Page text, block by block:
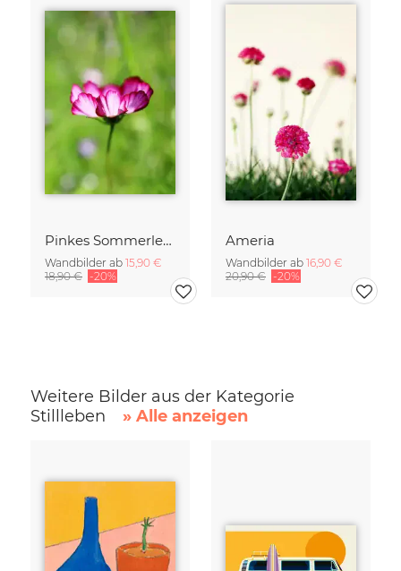
Pinkes Sommerleuchten
Wandbilder ab 15,90 €
18,90 € -20%
Ameria
Wandbilder ab 16,90 €
20,90 € -20%
Weitere Bilder aus der Kategorie
Stillleben
» Alle anzeigen